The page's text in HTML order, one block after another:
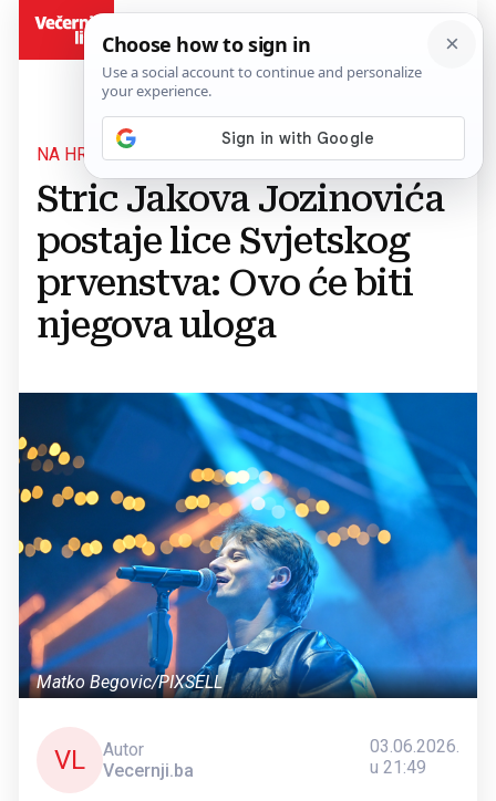
NA HRT-U
Stric Jakova Jozinovića
postaje lice Svjetskog
prvenstva: Ovo će biti
njegova uloga
Matko Begovic/PIXSELL
VL
Autor
Vecernji.ba
03.06.2026.
u 21:49